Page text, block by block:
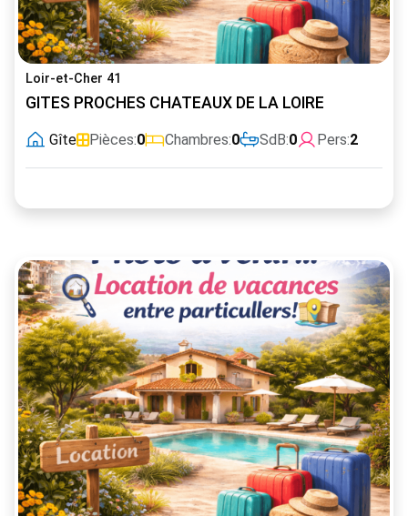
Loir-et-Cher 41
GITES PROCHES CHATEAUX DE LA LOIRE
Gîte Pièces:0 Chambres:0 SdB:0 Pers:2